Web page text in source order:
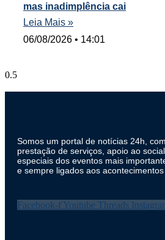
mas inadimplência cai
Leia Mais »
06/08/2026
14:01
Somos um portal de notícias 24h,
prestação de serviços, apoio ao
especiais dos eventos mais
e sempre ligados aos
Facebook-f Youtube Threads